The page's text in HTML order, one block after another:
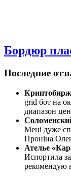
Бордюр
Последние
grid бот на
диапазон
Мені дуже
Проніна
Ателье
Испортила
рекомендую